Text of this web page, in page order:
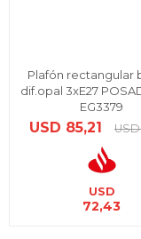
Plafón rectangular
dif.opal 3xE27
EG3379
USD 85,21 USD
USD
72,43